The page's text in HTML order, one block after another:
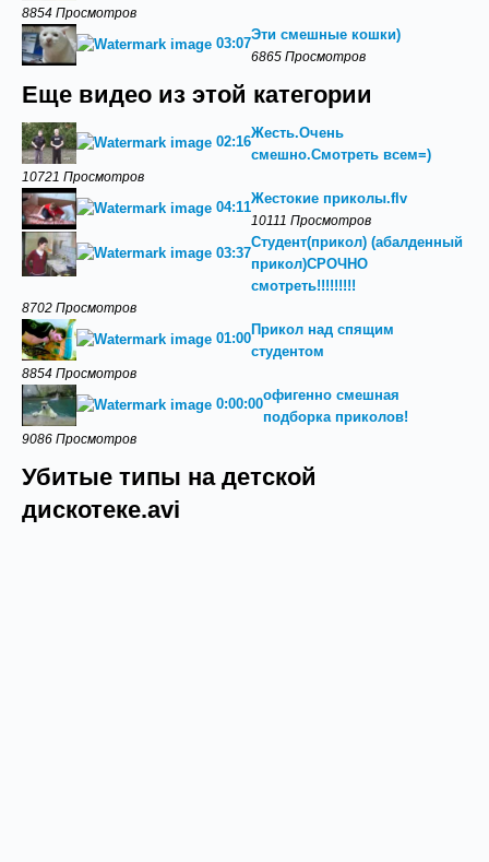
8854 Просмотров
03:07
Эти смешные кошки)
6865 Просмотров
Еще видео из этой категории
02:16
Жесть.Очень
смешно.Смотреть всем=)
10721 Просмотров
04:11
Жестокие приколы.flv
10111 Просмотров
03:37
Студент(прикол) (абалденный
прикол)СРОЧНО
смотреть!!!!!!!!!
8702 Просмотров
01:00
Прикол над спящим
студентом
8854 Просмотров
0:00:00
офигенно смешная
подборка приколов!
9086 Просмотров
Убитые типы на детской
дискотеке.avi